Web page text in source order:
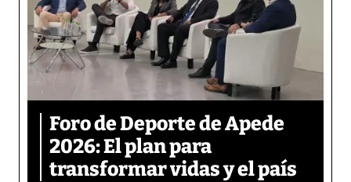
Foro de Deporte de Apede
2026: El plan para
transformar vidas y el país